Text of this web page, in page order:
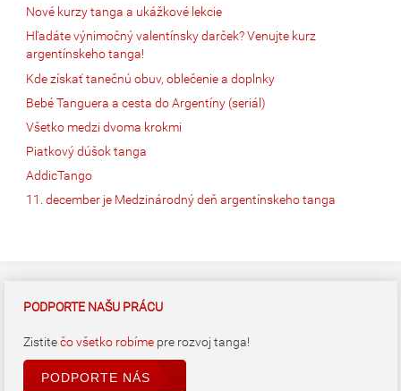
Nové kurzy tanga a ukážkové lekcie
Hľadáte výnimočný valentínsky darček? Venujte kurz
argentínskeho tanga!
Kde získať tanečnú obuv, oblečenie a doplnky
Bebé Tanguera a cesta do Argentíny (seriál)
Všetko medzi dvoma krokmi
Piatkový dúšok tanga
AddicTango
11. december je Medzinárodný deň argentínskeho tanga
PODPORTE NAŠU PRÁCU
Zistitečo všetko robíme pre rozvoj tanga!
PODPORTE NÁS